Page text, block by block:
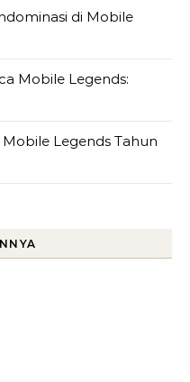
di Mobile
Mobile Legends:
Legends Tahun